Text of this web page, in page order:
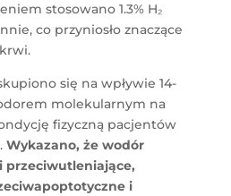
stosowano 1.3% H₂
co przyniosło znaczące
się na wpływie 14-
molekularnym na
fizyczną pacjentów
Wykazano, że wodór
przeciwutleniające,
i